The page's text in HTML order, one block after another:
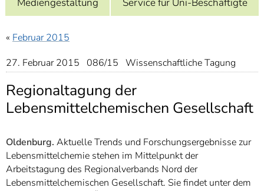
7]
Informationen zur
« Februar 2015
27. Februar 2015 086/15 Wissenschaftliche Tagung
Regionaltagung der
Lebensmittelchemischen Gesellschaft
Oldenburg. Aktuelle Trends und Forschungsergebnisse zur
Lebensmittelchemie stehen im Mittelpunkt der
Arbeitstagung des Regionalverbands Nord der
Lebensmittelchemischen Gesellschaft. Sie findet unter dem